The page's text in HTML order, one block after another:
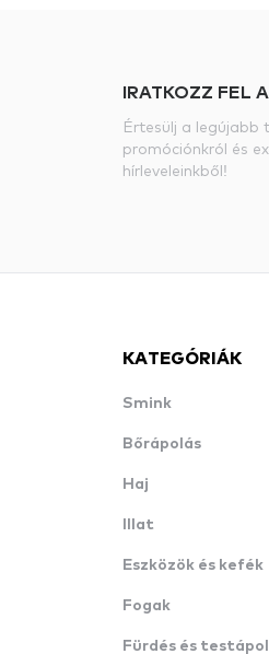
IRATKOZZ FEL
Értesülj a legújabb
promóciónkról és
hírleveleinkből!
KATEGÓRIÁK
Smink
Bőrápolás
Haj
Illat
Eszközök és kefék
Fogak
Fürdés és